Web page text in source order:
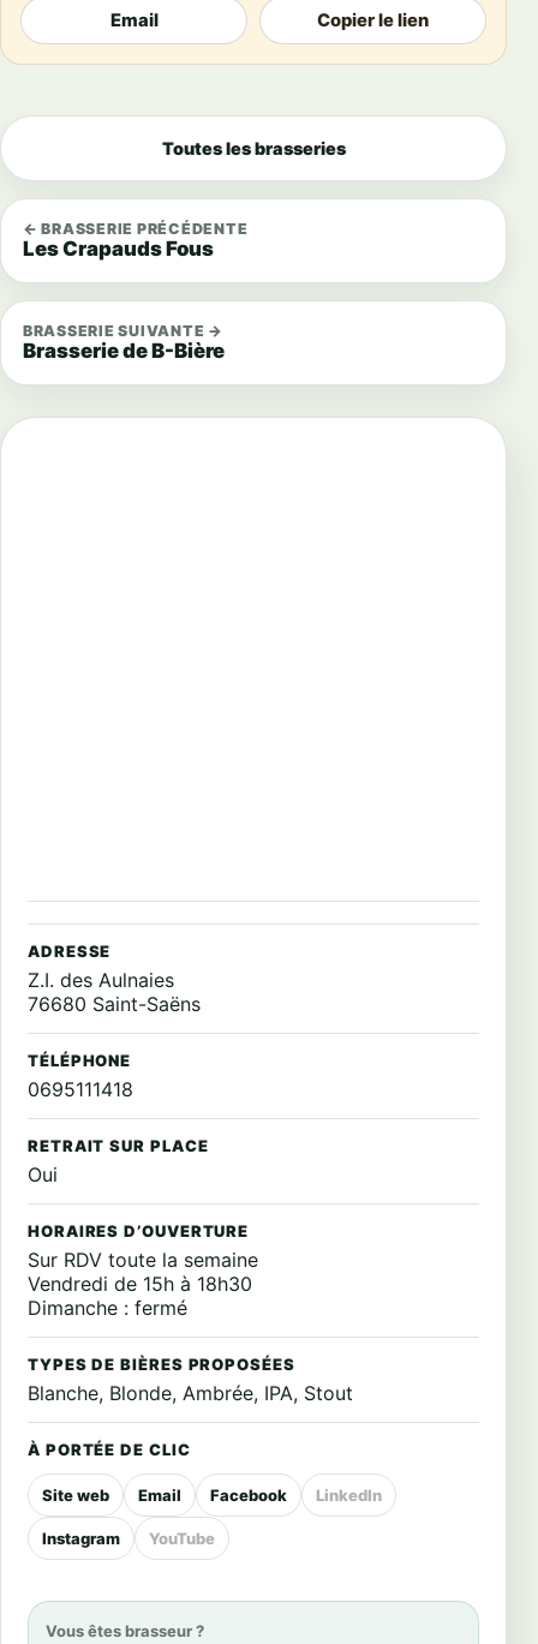
Email Copier le lien
← BRASSERIE PRÉCÉDENTE
Les Crapauds Fous
Toutes les brasseries
BRASSERIE SUIVANTE →
Brasserie de B-Bière
ADRESSE
Z.I. des Aulnaies
76680 Saint-Saëns
TÉLÉPHONE
0695111418
RETRAIT SUR PLACE
Oui
HORAIRES D’OUVERTURE
Sur RDV toute la semaine
Vendredi de 15h à 18h30
Dimanche : fermé
TYPES DE BIÈRES PROPOSÉES
Blanche, Blonde, Ambrée, IPA, Stout
À PORTÉE DE CLIC
Site web Email Facebook LinkedIn
Instagram YouTube
Vous êtes brasseur ?